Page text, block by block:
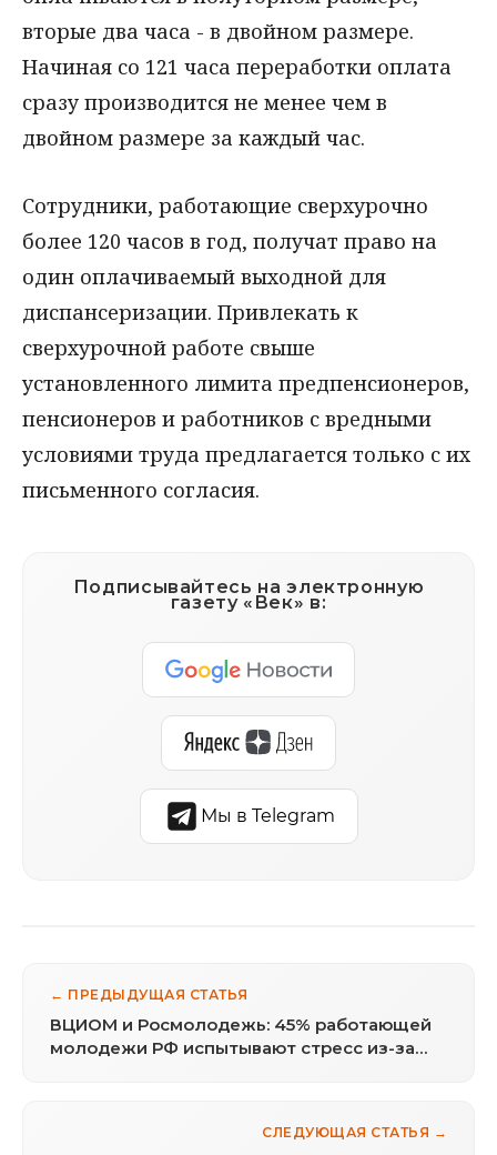
вторые два часа - в двойном размере.
Начиная со 121 часа переработки оплата
сразу производится не менее чем в
двойном размере за каждый час.
Сотрудники, работающие сверхурочно
более 120 часов в год, получат право на
один оплачиваемый выходной для
диспансеризации. Привлекать к
сверхурочной работе свыше
установленного лимита предпенсионеров,
пенсионеров и работников с вредными
условиями труда предлагается только с их
письменного согласия.
Подписывайтесь на электронную
газету «Век» в:
Мы в Telegram
← ПРЕДЫДУЩАЯ СТАТЬЯ
ВЦИОМ и Росмолодежь: 45% работающей
молодежи РФ испытывают стресс из-за
СЛЕДУЮЩАЯ СТАТЬЯ →